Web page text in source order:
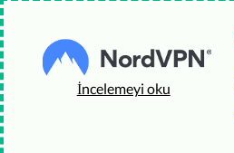
İncelemeyi oku